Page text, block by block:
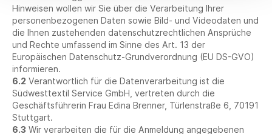
Hinweisen wollen wir Sie über die Verarbeitung Ihrer
personenbezogenen Daten sowie Bild- und Videodaten und
die Ihnen zustehenden datenschutzrechtlichen Ansprüche
und Rechte umfassend im Sinne des Art. 13 der
Europäischen Datenschutz-Grundverordnung (EU DS-GVO)
informieren.
6.2 Verantwortlich für die Datenverarbeitung ist die
Südwesttextil Service GmbH, vertreten durch die
Geschäftsführerin Frau Edina Brenner, Türlenstraße 6, 70191
Stuttgart.
6.3 Wir verarbeiten die für die Anmeldung angegebenen